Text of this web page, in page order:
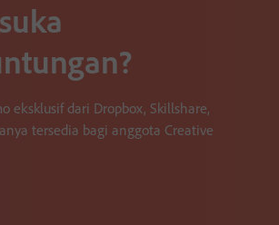
eksklusif dari Dropbox, Skillshare,
tersedia bagi anggota Creative